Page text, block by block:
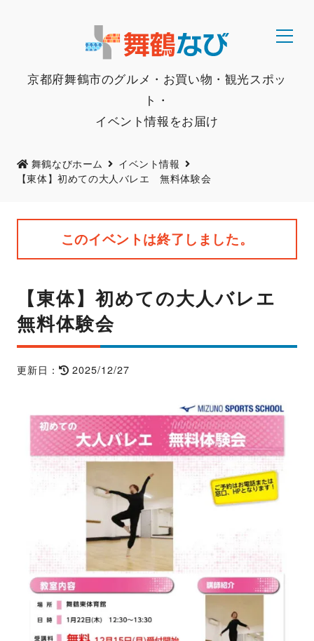
京都府舞鶴市のグルメ・お買い物・観光スポッ
ト・
イベント情報をお届け
舞鶴なびホーム
イベント情報
【東体】初めての大人バレエ 無料体験会
このイベントは終了しました。
【東体】初めての大人バレエ
無料体験会
更新日： 2025/12/27